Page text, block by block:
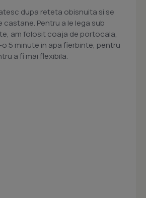
dupa reteta obisnuita si se
castane. Pentru a le lega sub
am folosit coaja de portocala,
5 minute in apa fierbinte, pentru
a fi mai flexibila.